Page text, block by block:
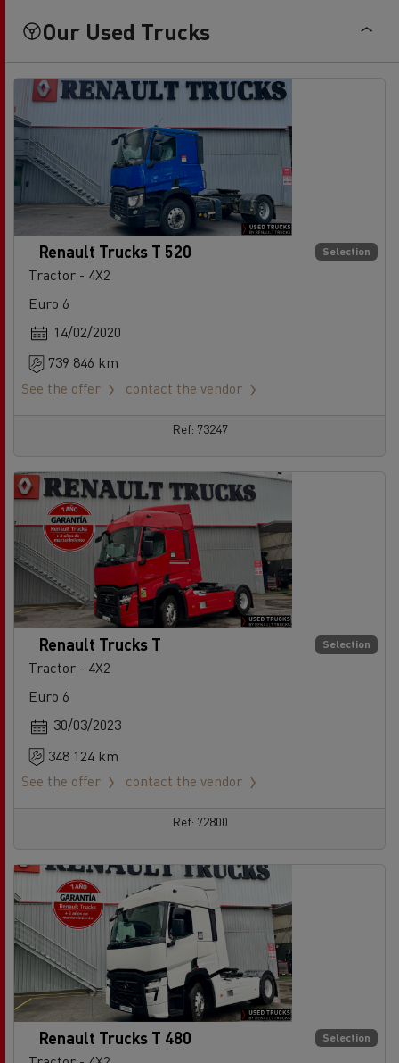
Our Used Trucks
Selection
Renault Trucks T 520
Tractor - 4X2
Euro 6
14/02/2020
739 846 km
See the offer
contact the vendor
Ref: 73247
Selection
Renault Trucks T
Tractor - 4X2
Euro 6
30/03/2023
348 124 km
See the offer
contact the vendor
Ref: 72800
Selection
Renault Trucks T 480